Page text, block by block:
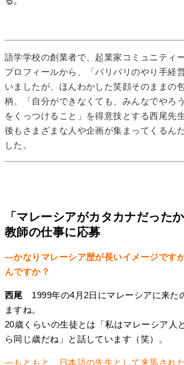
語学学校の創業者で、起業家コミュニティ
プロフィールから、「バリバリのやり手経
いましたが、ほんわかした笑顔そのままの
柄。「自分ができなくても、みんなでやろ
をくっつけること」を得意技とする西尾先
後もさまざまな人や企画が集まってくるん
した。
「マレーシアがカタカナだった
教師の仕事に応募
―かなりマレーシア歴が長いイメージです
んですか？
西尾 1999年の4月2日にマレーシアに来た
ますね。
20歳くらいの生徒とは「私はマレーシア人
ら同じ歳だね」と話しています（笑）。
―もともと、日本語の先生として来馬され